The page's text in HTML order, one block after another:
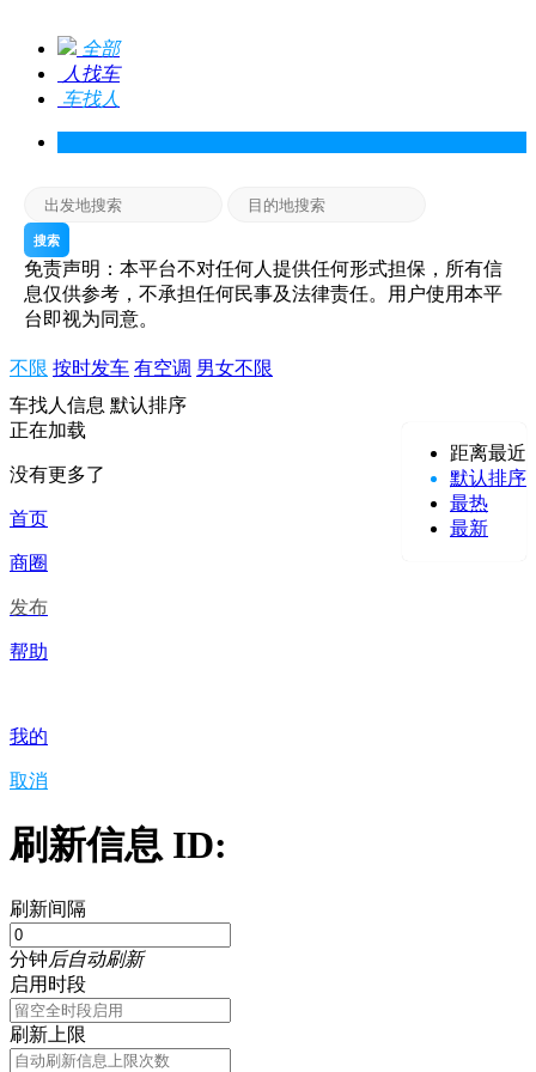
全部
人找车
车找人
搜索
免责声明：本平台不对任何人提供任何形式担保，所有信
息仅供参考，不承担任何民事及法律责任。用户使用本平
台即视为同意。
不限 按时发车 有空调 男女不限
车找人信息 默认排序
距离最近
默认排序
最热
最新
正在加载
没有更多了
首页
商圈
发布
帮助
我的
取消
刷新信息 ID:
刷新间隔
分钟后自动刷新
启用时段
刷新上限